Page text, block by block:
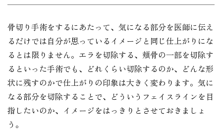
骨切り手術をするにあたって、気になる部分を医師に伝え
るだけでは自分が思っているイメージと同じ仕上がりにな
るとは限りません。エラを切除する、頬骨の一部を切除す
るといった手術でも、どれくらい切除するのか、どんな形
状に残すのかで仕上がりの印象は大きく変わります。気に
なる部分を切除することで、どういうフェイスラインを目
指したいのか、イメージをはっきりとさせておきましょ
う。